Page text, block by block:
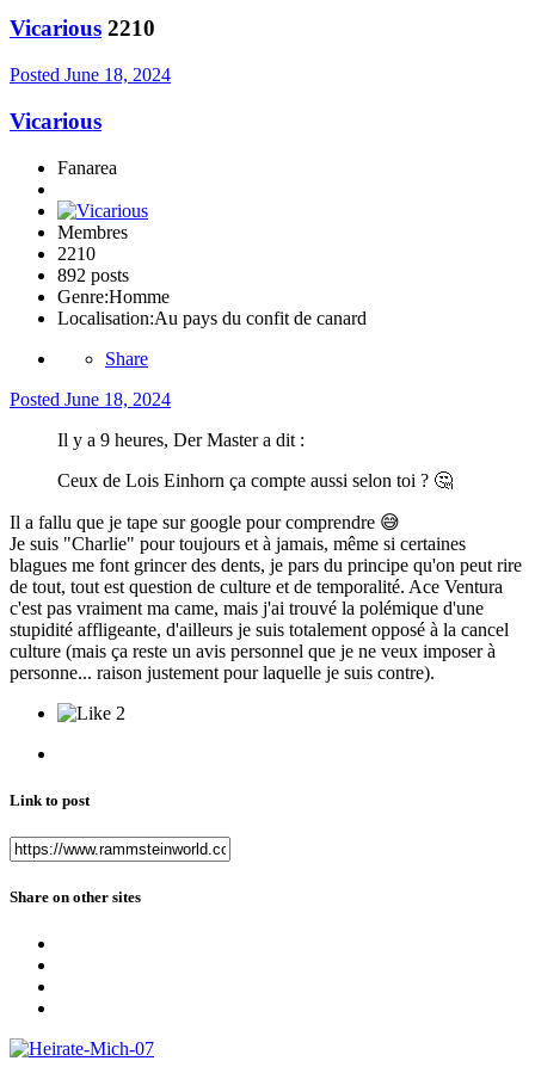
Vicarious 2210
Posted June 18, 2024
Vicarious
Fanarea
Membres
2210
892 posts
Genre:Homme
Localisation:Au pays du confit de canard
Share
Posted June 18, 2024
Il y a 9 heures, Der Master a dit :
Ceux de Lois Einhorn ça compte aussi selon toi ? 🤔
Il a fallu que je tape sur google pour comprendre 😅
Je suis "Charlie" pour toujours et à jamais, même si certaines
blagues me font grincer des dents, je pars du principe qu'on peut rire
de tout, tout est question de culture et de temporalité. Ace Ventura
c'est pas vraiment ma came, mais j'ai trouvé la polémique d'une
stupidité affligeante, d'ailleurs je suis totalement opposé à la cancel
culture (mais ça reste un avis personnel que je ne veux imposer à
personne... raison justement pour laquelle je suis contre).
2
Link to post
Share on other sites